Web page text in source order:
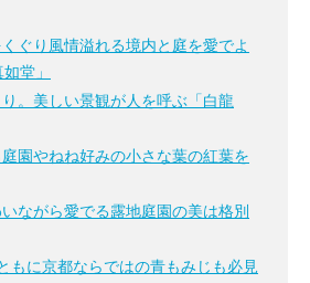
ぐり風情溢れる境内と庭を愛でよ
堂」
。美しい景観が人を呼ぶ「白龍
園やねね好みの小さな葉の紅葉を
ながら愛でる露地庭園の美は格別
もに京都ならではの青もみじも必見